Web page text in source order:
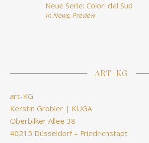
Neue Serie: Colori del Sud
In News, Preview
ART-KG
art-KG
Kerstin Grobler | KUGA
Oberbilker Allee 38
40215 Düsseldorf – Friedrichstadt